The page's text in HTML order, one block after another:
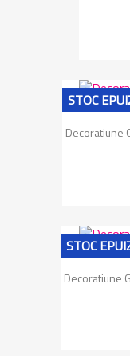
Decoratiune
STOC
Decoratiune
STOC